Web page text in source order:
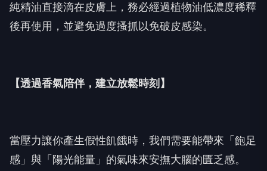
純精油直接滴在皮膚上，務必經過植物油低濃度稀釋
後再使用，並避免過度搔抓以免破皮感染。
【透過香氣陪伴，建立放鬆時刻】
當壓力讓你產生假性飢餓時，我們需要能帶來「飽足
感」與「陽光能量」的氣味來安撫大腦的匱乏感。